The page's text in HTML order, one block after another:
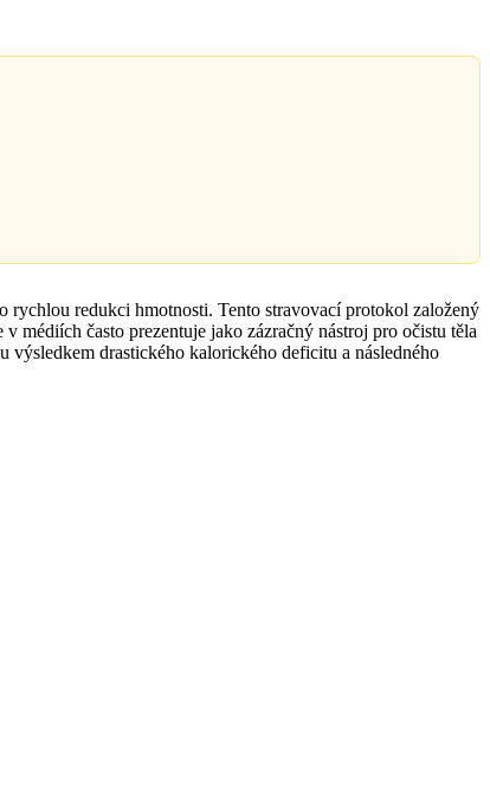
rychlou redukci hmotnosti. Tento stravovací protokol založený
médiích často prezentuje jako zázračný nástroj pro očistu těla
drastického kalorického deficitu a následného